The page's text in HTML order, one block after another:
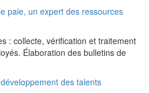
paie, un expert des ressources
: collecte, vérification et traitement
Élaboration des bulletins de
des talents